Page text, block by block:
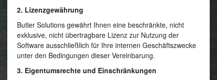
2. Lizenzgewährung
Butler Solutions gewährt Ihnen eine beschränkte, nicht
exklusive, nicht übertragbare Lizenz zur Nutzung der
Software ausschließlich für Ihre internen Geschäftszwecke
unter den Bedingungen dieser Vereinbarung.
3. Eigentumsrechte und Einschränkungen